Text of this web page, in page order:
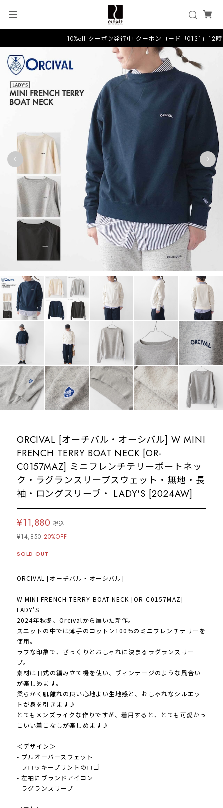
10%off クーポン発行中 クーポンコード「0131」12
ORCIVAL [オーチバル・オーシバル] W MINI
FRENCH TERRY BOAT NECK [OR-
C0157MAZ] ミニフレンチテリーボートネッ
ク・ラグランスリーブスウェット・無地・長
袖・ロングスリーブ・ LADY'S [2024AW]
¥11,880 税込
¥14,850 20%OFF
SOLD OUT
ORCIVAL [オーチバル・オーシバル]
W MINI FRENCH TERRY BOAT NECK [OR-C0157MAZ]
LADY'S
2024年秋冬、Orcivalから届いた新作。
スエットの中では薄手のコットン100%のミニフレンチテリーを
使用。
ラフな印象で、ざっくりとおしゃれに決まるラグランスリー
ブ。
素材は旧式の編み立て機を使い、ヴィンテージのような風合い
が楽しめます。
柔らかく肌離れの良い心地よい生地感と、おしゃれなシルエッ
トが身を引きます♪
とてもメンズライクな作りですが、着用すると、とても可愛かっ
こいい着こなしが楽しめます♪
＜デザイン＞
- プルオーバースウェット
- フロッキープリントのロゴ
- 左袖にブランドアイコン
- ラグランスリーブ